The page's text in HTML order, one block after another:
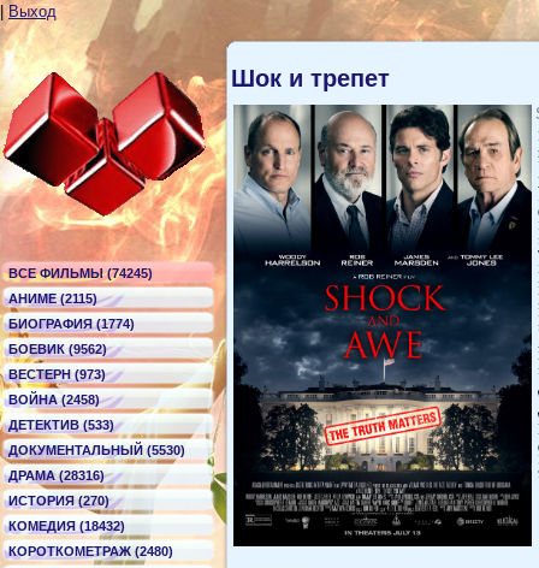
Выход
ВСЕ ФИЛЬМЫ (74245)
АНИМЕ (2115)
БИОГРАФИЯ (1774)
БОЕВИК (9562)
ВЕСТЕРН (973)
ВОЙНА (2458)
ДЕТЕКТИВ (533)
ДОКУМЕНТАЛЬНЫЙ (5530)
ДРАМА (28316)
ИСТОРИЯ (270)
КОМЕДИЯ (18432)
КОРОТКОМЕТРАЖ (2480)
Шок и трепет